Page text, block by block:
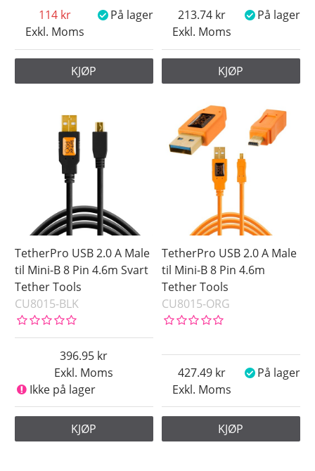
Exkl. Moms
114 På lager
KJØP
Exkl. Moms
213.74 På lager
KJØP
TetherPro USB 2.0 A Male
til Mini-B 8 Pin 4.6m Svart
Tether Tools
CU8015-BLK
Exkl. Moms
396.95
Ikke på lager
KJØP
TetherPro USB 2.0 A Male
til Mini-B 8 Pin 4.6m
Tether Tools
CU8015-ORG
Exkl. Moms
427.49 På lager
KJØP